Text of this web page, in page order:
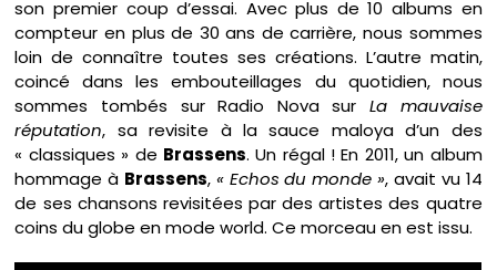
son premier coup d’essai. Avec plus de 10 albums en
compteur en plus de 30 ans de carrière, nous sommes
loin de connaître toutes ses créations. L’autre matin,
coincé dans les embouteillages du quotidien, nous
sommes tombés sur Radio Nova sur La mauvaise
réputation, sa revisite à la sauce maloya d’un des
« classiques » de Brassens. Un régal ! En 2011, un album
hommage à Brassens, « Echos du monde », avait vu 14
de ses chansons revisitées par des artistes des quatre
coins du globe en mode world. Ce morceau en est issu.